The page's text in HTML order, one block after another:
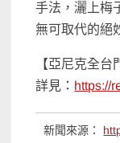
手法，灑上梅
無可取代的絕
【亞尼克全台
詳見： https://
新聞來源：